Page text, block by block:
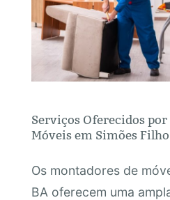
Serviços Oferecidos
Móveis em Simões Filho
Os montadores de
BA oferecem uma